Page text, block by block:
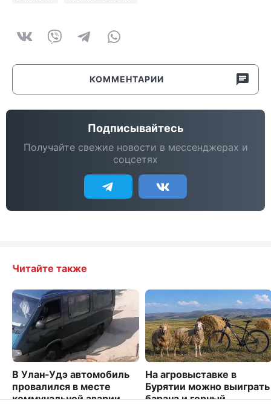
КОММЕНТАРИИ
Подписывайтесь
Получайте свежие новости в мессенджерах и
соцсетях
Читайте также
В Улан-Удэ автомобиль
провалился в месте
коммунальной аварии
На агровыставке в
Бурятии можно выиграть
барана и горный